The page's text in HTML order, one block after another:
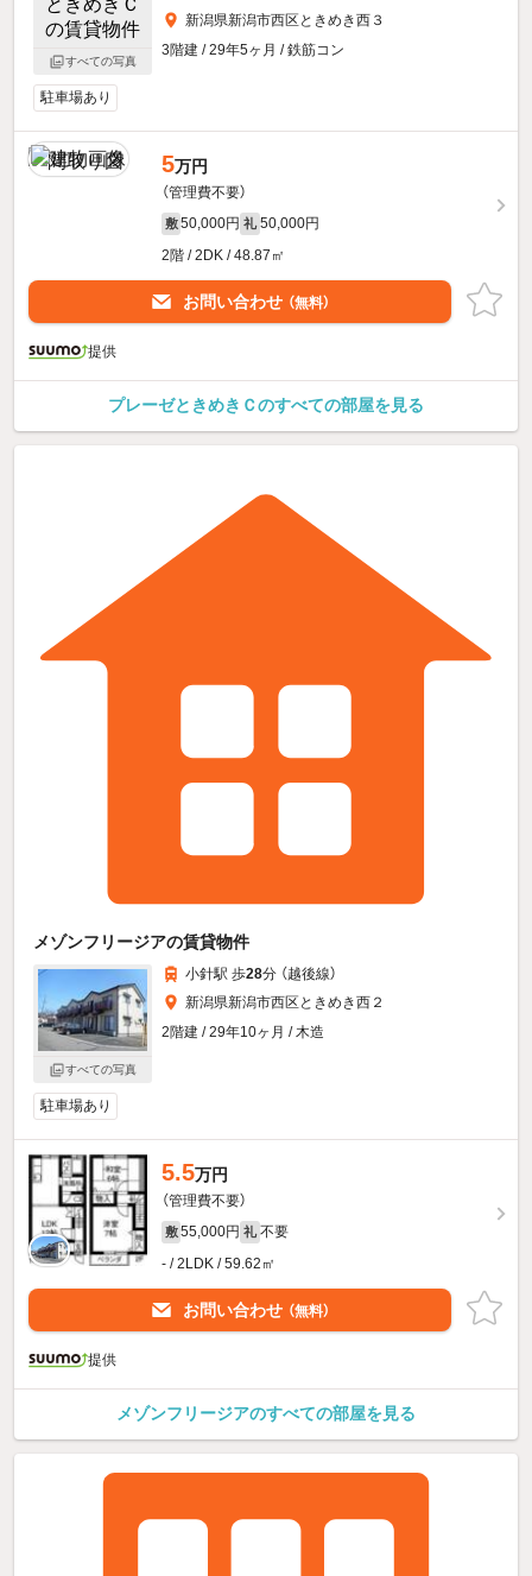
すべての写真
新潟県新潟市西区ときめき西３
3階建 / 29年5ヶ月 / 鉄筋コン
駐車場あり
5万円
（管理費不要）
敷 50,000円 礼 50,000円
2階 / 2DK / 48.87㎡
お問い合わせ （無料）
提供
プレーゼときめきＣのすべての部屋を見る
メゾンフリージアの賃貸物件
すべての写真
小針駅 歩28分 （越後線）
新潟県新潟市西区ときめき西２
2階建 / 29年10ヶ月 / 木造
駐車場あり
5.5万円
（管理費不要）
敷 55,000円 礼 不要
- / 2LDK / 59.62㎡
お問い合わせ （無料）
提供
メゾンフリージアのすべての部屋を見る